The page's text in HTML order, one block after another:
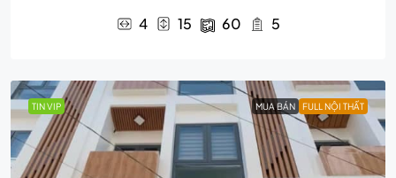
4 15 60 5
TIN VIP MUA BÁN FULL NỘI THẤT